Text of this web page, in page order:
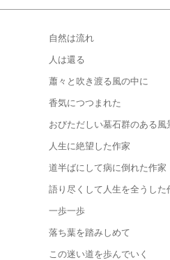
自然は流れ
る
る風の中に
まれた
のある風景がひろ
た作家
に倒れた作
を全うした作
歩
しめて
歩んでいく